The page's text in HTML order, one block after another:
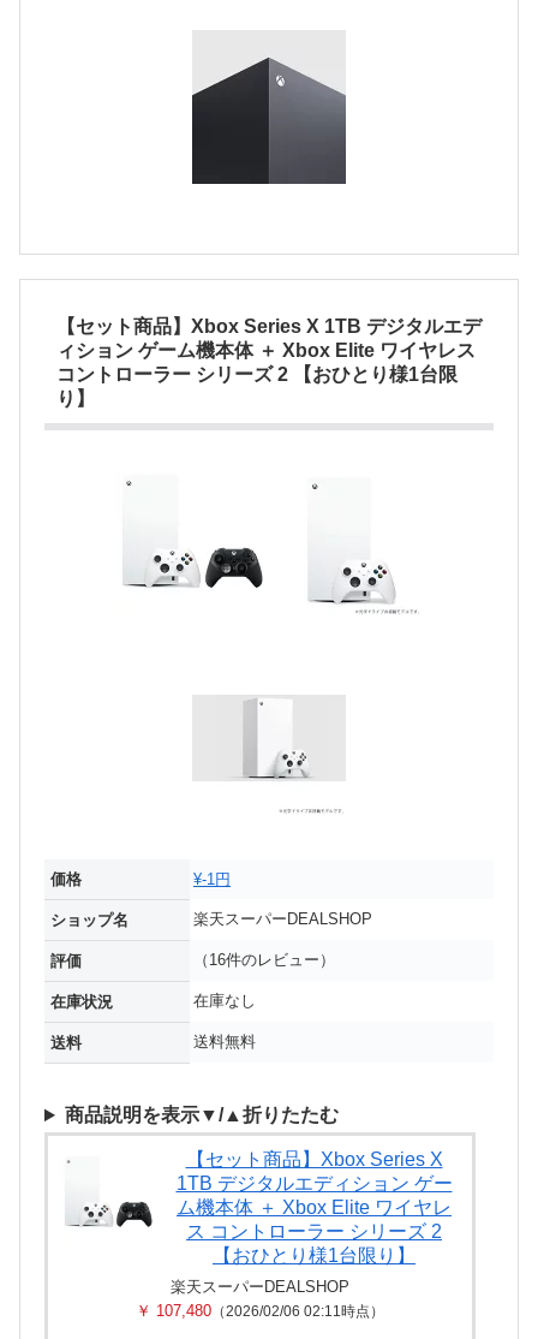
【セット商品】Xbox Series X 1TB デジタルエデ
ィション ゲーム機本体 ＋ Xbox Elite ワイヤレス
コントローラー シリーズ 2 【おひとり様1台限
り】
価格 ¥-1円
ショップ名 楽天スーパーDEALSHOP
評価 （16件のレビュー）
在庫状況 在庫なし
送料 送料無料
商品説明を表示▼/▲折りたたむ
【セット商品】Xbox Series X
1TB デジタルエディション ゲー
ム機本体 ＋ Xbox Elite ワイヤレ
ス コントローラー シリーズ 2
【おひとり様1台限り】
楽天スーパーDEALSHOP
￥ 107,480 （2026/02/06 02:11時点）